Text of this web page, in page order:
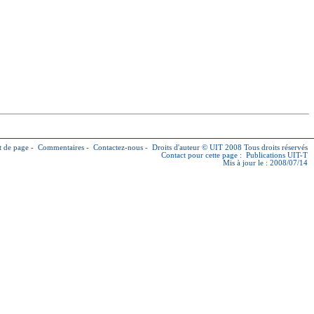
de page - Commentaires - Contactez-nous - Droits d'auteur © UIT 2008 Tous droits réservés
Contact pour cette page : Publications UIT-T
Mis à jour le : 2008/07/14